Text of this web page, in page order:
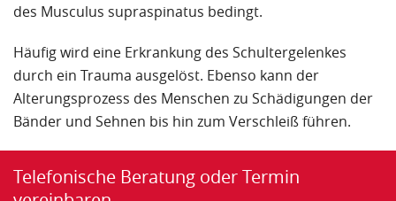
des Musculus supraspinatus bedingt.
Häufig wird eine Erkrankung des Schultergelenkes
durch ein Trauma ausgelöst. Ebenso kann der
Alterungsprozess des Menschen zu Schädigungen der
Bänder und Sehnen bis hin zum Verschleiß führen.
Telefonische Beratung oder Termin